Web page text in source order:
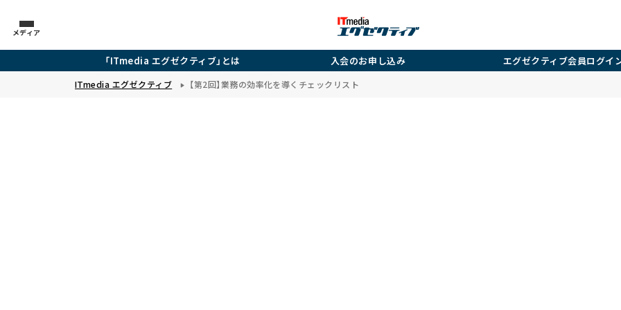
メディア
「ITmedia エグゼクティブ」とは 入会のお申し込み エグゼクティブ会員ログイ
ITmedia エグゼクティブ 【第2回】業務の効率化を導くチェックリスト